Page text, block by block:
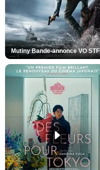
Mutiny Bande-annonce VO